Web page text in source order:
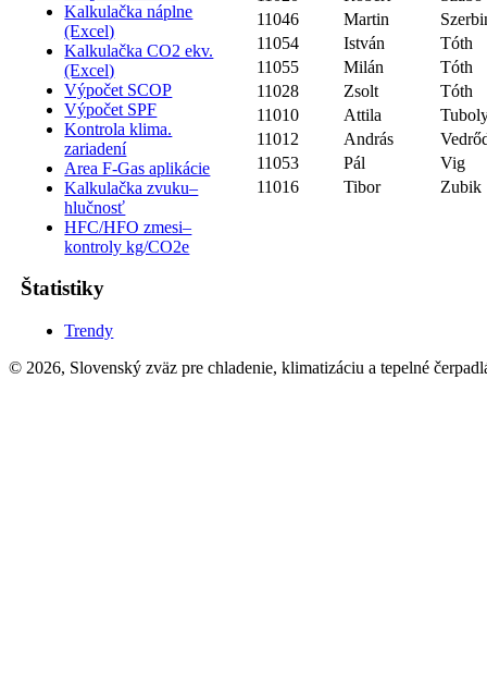
Kalkulačka náplne
(Excel)
Kalkulačka CO2 ekv.
(Excel)
Výpočet SCOP
Výpočet SPF
Kontrola klima.
zariadení
Area F-Gas aplikácie
Kalkulačka zvuku–
hlučnosť
HFC/HFO zmesi–
kontroly kg/CO2e
Štatistiky
Trendy
11046
Martin
11054
István
Tóth
11055
Milán
Tóth
11028
Zsolt
Tóth
11010
Attila
11012
András
11053
Pál
Vig
11016
Tibor Zubik
© 2026, Slovenský zväz pre chladenie, klimatizáciu a tepelné